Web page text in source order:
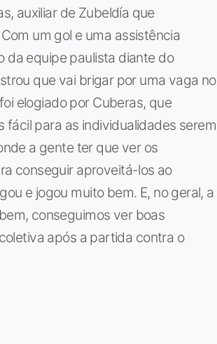
auxiliar de Zubeldía que
um gol e uma assistência
da equipe paulista diante do
que vai brigar por uma vaga no
elogiado por Cuberas, que
para as individualidades serem
a gente ter que ver os
conseguir aproveitá-los ao
e jogou muito bem. E, no geral, a
conseguimos ver boas
após a partida contra o